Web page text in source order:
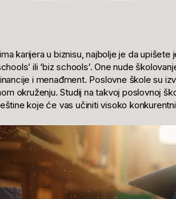
karijera u biznisu, najbolje je da
ili ‘biz schools’. One nude
i menađment. Poslovne škole su
okruženju. Studij na takvoj poslovnoj
koje će vas učiniti visoko